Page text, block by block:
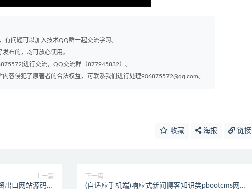
问题可以加入技术QQ群一起交流学习。
布的，均可放心使用。
进行交流，QQ交流群（877945832）。
容侵犯了原著者的合法权益，可联系我们进行处理906875572@qq.com。
收藏 海报 链接
上一篇
出口网站源码下
下一篇
(自适应手机端)响应式新闻博客知识类pbootcms网